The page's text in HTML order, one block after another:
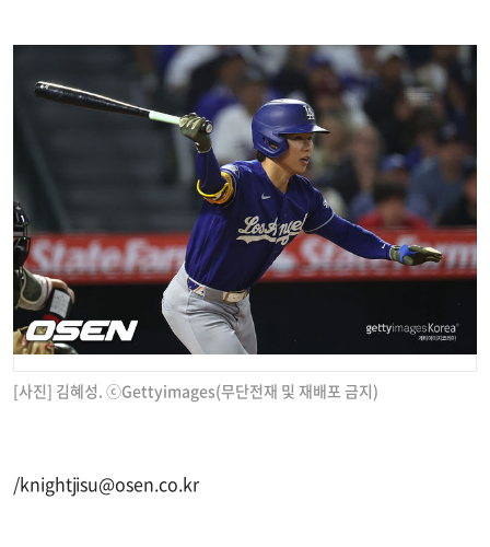
[사진] 김혜성. ⓒGettyimages(무단전재 및 재배포 금지)
/knightjisu@osen.co.kr